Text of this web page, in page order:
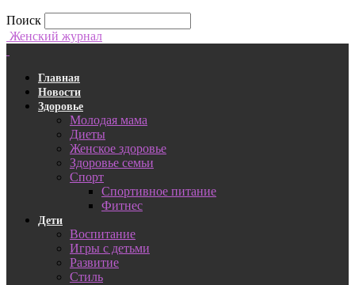
Поиск
Женский журнал
Главная
Новости
Здоровье
Молодая мама
Диеты
Женское здоровье
Здоровье семьи
Спорт
Спортивное питание
Фитнес
Дети
Воспитание
Игры с детьми
Развитие
Стиль